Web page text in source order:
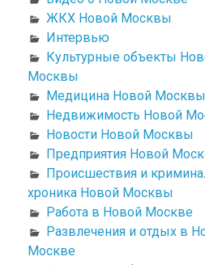
ЖКХ Новой Москвы
Интервью
Культурные объекты
Москвы
Медицина Новой Москвы
Недвижимость Новой
Новости Новой Москвы
Предприятия Новой
Происшествия и
хроника Новой Москвы
Работа в Новой Москве
Развлечения и отдых в
Москве